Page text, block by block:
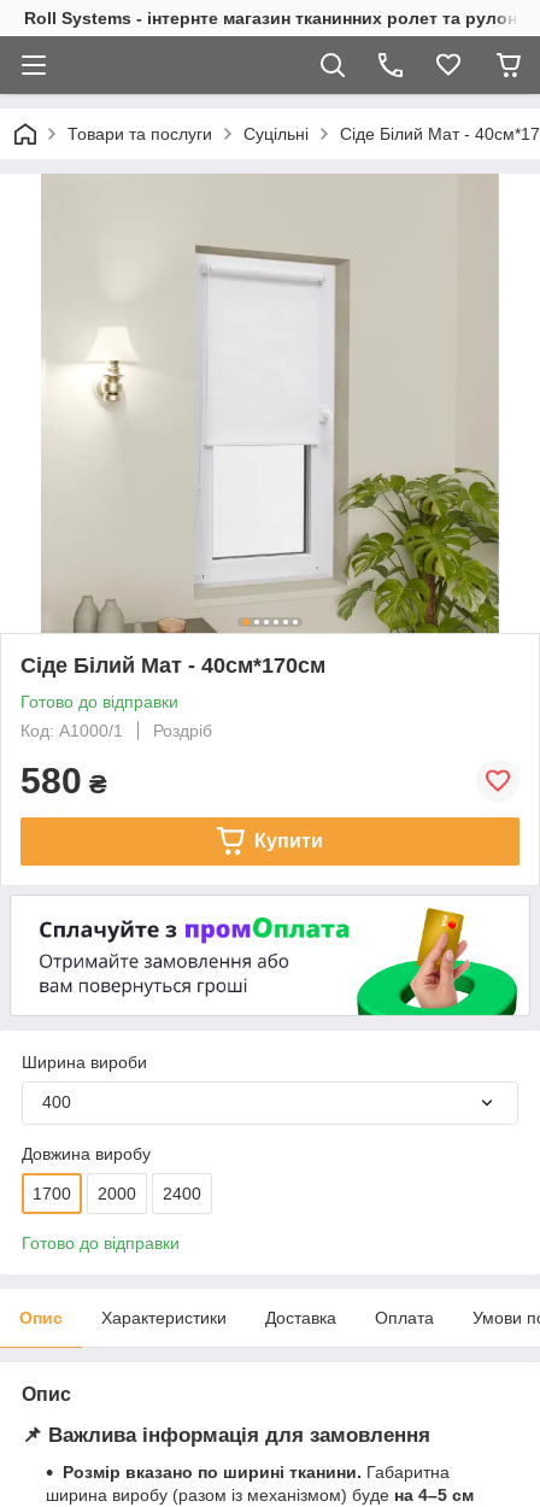
Roll Systems - інтернте магазин тканинних ролет та
Товари та послуги Суцільні Сіде Білий Мат -
Сіде Білий Мат - 40см*170см
Готово до відправки
Код: A1000/1
Роздріб
580 ₴
Купити
Ширина вироби
400
Довжина виробу
1700 2000 2400
Готово до відправки
Опис Характеристики Доставка Оплата Умови
Опис
📌 Важлива інформація для замовлення
Розмір вказано по ширині тканини. Габаритна
ширина виробу (разом із механізмом) буде на 4–5 см